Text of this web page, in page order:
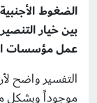
الضغوط
بين خيار
عمل مؤسسات
التفسير واضح
موجوداً وبشكل